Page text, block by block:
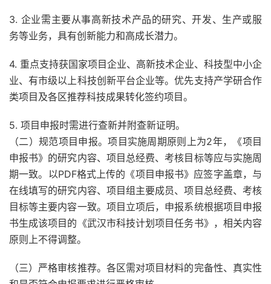
3. 企业需主要从事高新技术产品的研究、开发、生产或服
务等业务，具有创新能力和高成长潜力。
4. 重点支持获国家项目企业、高新技术企业、科技型中小企
业、有市级以上科技创新平台企业等。优先支持产学研合作
类项目及各区推荐科技成果转化签约项目。
5. 项目申报时需进行查新并附查新证明。
（二）规范项目申报。项目实施周期原则上为2年，《项目
申报书》的研究内容、项目总经费、考核目标等应与实施周
期一致。以PDF格式上传的《项目申报书》应签字盖章，与
在线填写的研究内容、项目组主要成员、项目总经费、考核
目标等主要内容一致。项目立项后，申报系统根据项目申报
书生成该项目的《武汉市科技计划项目任务书》，相关内容
原则上不得调整。
（三）严格审核推荐。各区需对项目材料的完备性、真实性